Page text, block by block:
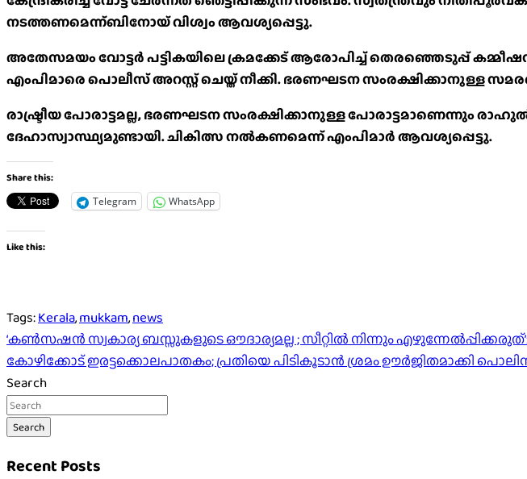
നടത്തണമെന്ന്ബിനോയ് വിശ്വം ആവശ്യപ്പെട്ടു.
അതേസമയം വോട്ടർ പട്ടികയിലെ ക്രമക്കേട് ആരോപിച്ച് തെരഞ്ഞെടുപ്പ്
എംപിമാരെ പൊലീസ് അറസ്റ്റ് ചെയ്ത് നീക്കി. ഭരണഘടന സംരക്ഷിക്കാനുള്ള
രാഷ്ട്രീയ പോരാട്ടമല്ല, ഭരണഘടന സംരക്ഷിക്കാനുള്ള പോരാട്ടമാണെന്നും
ദേഹാസ്വാസ്ഥ്യമുണ്ടായി. ചികിത്സ നൽകണമെന്ന് എംപിമാര്‍ ആവശ്യപ്പെട്ടു.
Share this:
Telegram WhatsApp
Like this:
Tags:Kerala,mukkam,news
Post
navigation
‘കണ്‍സഷന്‍ സ്വകാര്യ ബസ്സുകളുടെ ഔദാര്യമല്ല ; സീറ്റില്‍ നിന്നും എഴുന്നേല്‍പ്പിക്കരുത്’:
കോഴിക്കോട് ഇരട്ടക്കൊലപാതകം; പ്രതിയെ പിടികൂടാൻ ശ്രമം ഊർജിതമാക്കി
Search
Search
Recent Posts